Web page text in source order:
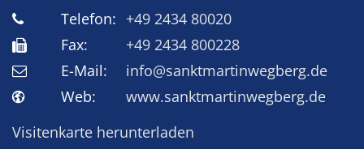
Telefon: +49 2434 80020
Fax:
+49 2434 800228
E-Mail:
info@sanktmartinwegberg.de
Web:
www.sanktmartinwegberg.de
Visitenkarte herunterladen